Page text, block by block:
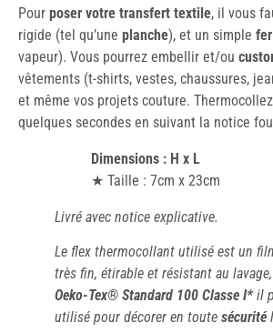
Pour poser votre transfert textile, il vous
rigide (tel qu’une planche), et un simple
vapeur). Vous pourrez embellir et/ou
vêtements (t-shirts, vestes, chaussures,
et même vos projets couture.
quelques secondes en suivant la notice
Dimensions : H x L
★ Taille : 7cm x 23cm
Livré avec notice explicative.
Le flex thermocollant utilisé est un
très fin, étirable et résistant au
Oeko-Tex® Standard 100 Classe I*il
utilisé pour décorer en toute sécurité